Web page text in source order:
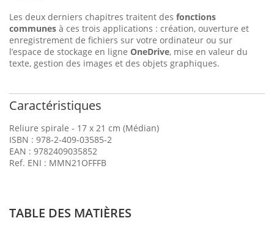
Les deux derniers chapitres traitent des fonctions
communes à ces trois applications : création, ouverture et
enregistrement de fichiers sur votre ordinateur ou sur
l’espace de stockage en ligne OneDrive, mise en valeur du
texte, gestion des images et des objets graphiques.
Caractéristiques
Reliure spirale - 17 x 21 cm (Médian)
ISBN : 978-2-409-03585-2
EAN : 9782409035852
Ref. ENI : MMN21OFFFB
TABLE DES MATIÈRES